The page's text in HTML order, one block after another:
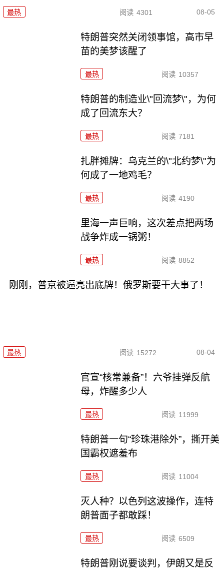
最热 阅读 4301 08-05
特朗普突然关闭领事馆，高市早
苗的美梦该醒了
最热 阅读 10357
特朗普的制造业\"回流梦\"，为何
成了回流东大？
最热 阅读 7181
扎胖摊牌：乌克兰的\"北约梦\"为
何成了一地鸡毛？
最热 阅读 4190
里海一声巨响，这次差点把两场
战争炸成一锅粥！
最热 阅读 8852
刚刚，普京被逼亮出底牌！俄罗斯要干大事了！
最热 阅读 15272 08-04
官宣“核常兼备”！六爷挂弹反航
母，炸醒多少人
最热 阅读 11999
特朗普一句“珍珠港除外”，撕开美
国霸权遮羞布
最热 阅读 11004
灭人种？以色列这波操作，连特
朗普面子都敢踩！
最热 阅读 6509
特朗普刚说要谈判，伊朗又是反